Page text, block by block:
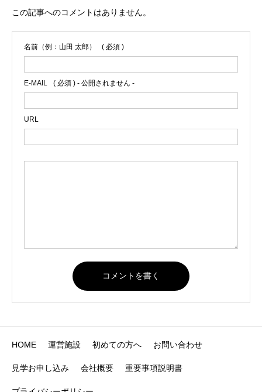
この記事へのコメントはありません。
名前（例：山田 太郎） ( 必須 )
E-MAIL ( 必須 ) - 公開されません -
URL
HOME 運営施設 初めての方へ お問い合わせ
見学お申し込み 会社概要 重要事項説明書